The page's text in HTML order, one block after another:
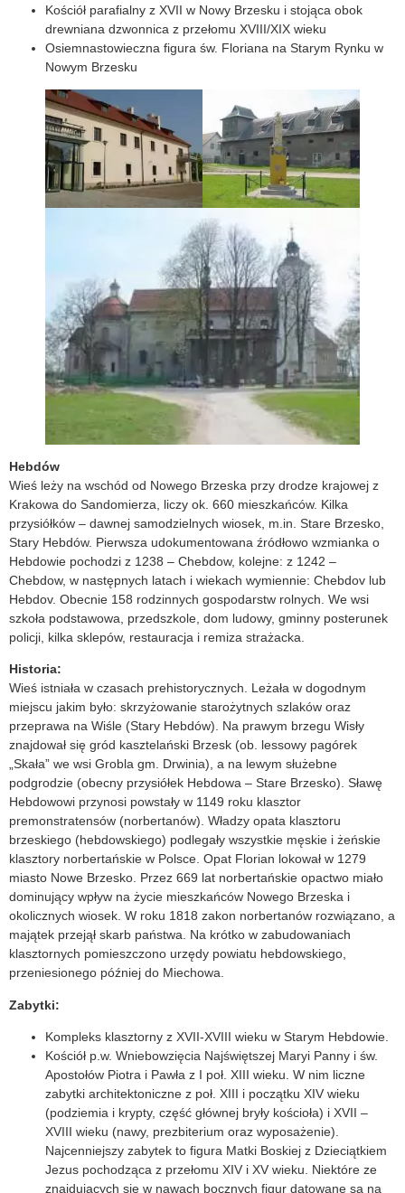
Kościół parafialny z XVII w Nowy Brzesku i stojąca obok
drewniana dzwonnica z przełomu XVIII/XIX wieku
Osiemnastowieczna figura św. Floriana na Starym Rynku w
Nowym Brzesku
Hebdów
Wieś leży na wschód od Nowego Brzeska przy drodze krajowej z
Krakowa do Sandomierza, liczy ok. 660 mieszkańców. Kilka
przysiółków – dawnej samodzielnych wiosek, m.in. Stare Brzesko,
Stary Hebdów. Pierwsza udokumentowana źródłowo wzmianka o
Hebdowie pochodzi z 1238 – Chebdow, kolejne: z 1242 –
Chebdow, w następnych latach i wiekach wymiennie: Chebdov lub
Hebdov. Obecnie 158 rodzinnych gospodarstw rolnych. We wsi
szkoła podstawowa, przedszkole, dom ludowy, gminny posterunek
policji, kilka sklepów, restauracja i remiza strażacka.
Historia:
Wieś istniała w czasach prehistorycznych. Leżała w dogodnym
miejscu jakim było: skrzyżowanie starożytnych szlaków oraz
przeprawa na Wiśle (Stary Hebdów). Na prawym brzegu Wisły
znajdował się gród kasztelański Brzesk (ob. lessowy pagórek
„Skała” we wsi Grobla gm. Drwinia), a na lewym służebne
podgrodzie (obecny przysiółek Hebdowa – Stare Brzesko). Sławę
Hebdowowi przynosi powstały w 1149 roku klasztor
premonstratensów (norbertanów). Władzy opata klasztoru
brzeskiego (hebdowskiego) podlegały wszystkie męskie i żeńskie
klasztory norbertańskie w Polsce. Opat Florian lokował w 1279
miasto Nowe Brzesko. Przez 669 lat norbertańskie opactwo miało
dominujący wpływ na życie mieszkańców Nowego Brzeska i
okolicznych wiosek. W roku 1818 zakon norbertanów rozwiązano, a
majątek przejął skarb państwa. Na krótko w zabudowaniach
klasztornych pomieszczono urzędy powiatu hebdowskiego,
przeniesionego później do Miechowa.
Zabytki:
Kompleks klasztorny z XVII-XVIII wieku w Starym Hebdowie.
Kościół p.w. Wniebowzięcia Najświętszej Maryi Panny i św.
Apostołów Piotra i Pawła z I poł. XIII wieku. W nim liczne
zabytki architektoniczne z poł. XIII i początku XIV wieku
(podziemia i krypty, część głównej bryły kościoła) i XVII –
XVIII wieku (nawy, prezbiterium oraz wyposażenie).
Najcenniejszy zabytek to figura Matki Boskiej z Dzieciątkiem
Jezus pochodząca z przełomu XIV i XV wieku. Niektóre ze
znajdujących się w nawach bocznych figur datowane są na